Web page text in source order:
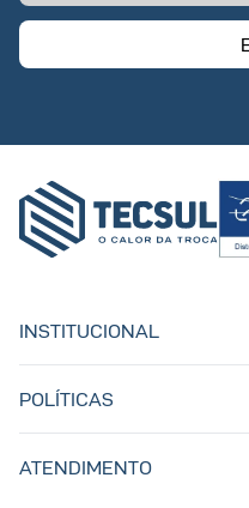
INSTITUCIONAL
POLÍTICAS
ATENDIMENTO